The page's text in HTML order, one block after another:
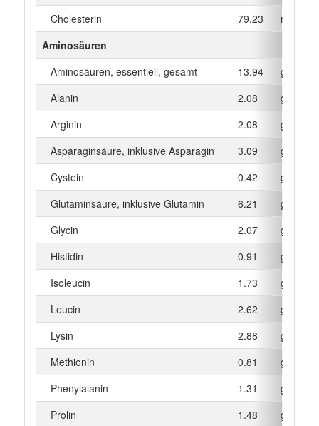
Cholesterin
79.23
mg
Aminosäuren
Aminosäuren, essentiell, gesamt
13.94
g
Alanin
2.08
g
Arginin
2.08
g
Asparaginsäure, inklusive Asparagin
3.09
g
Cystein
0.42
g
Glutaminsäure, inklusive Glutamin
6.21
g
Glycin
2.07
g
Histidin
0.91
g
Isoleucin
1.73
g
Leucin
2.62
g
Lysin
2.88
g
Methionin
0.81
g
Phenylalanin
1.31
g
Prolin
1.48
g